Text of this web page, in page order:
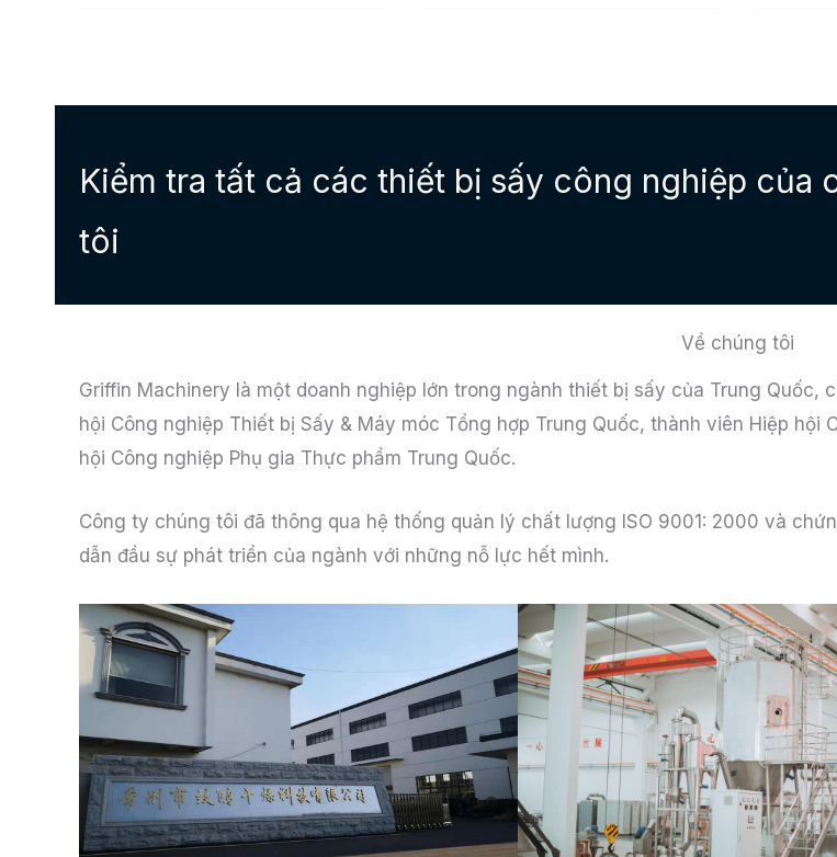
Kiểm tra tất cả các thiết bị sấy công nghiệp của
tôi
Về chúng tôi
Griffin Machinery là một doanh nghiệp lớn trong ngành thiết bị sấy của Trung
hội Công nghiệp Thiết bị Sấy & Máy móc Tổng hợp Trung Quốc, thành viên Hiệp
hội Công nghiệp Phụ gia Thực phẩm Trung Quốc.
Công ty chúng tôi đã thông qua hệ thống quản lý chất lượng ISO 9001: 2000 và
dẫn đầu sự phát triển của ngành với những nỗ lực hết mình.